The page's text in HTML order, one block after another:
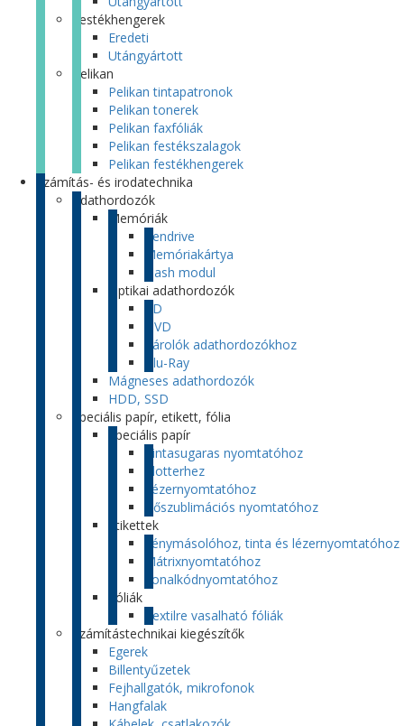
Festékhengerek
Eredeti
Utángyártott
Pelikan
Pelikan tintapatronok
Pelikan tonerek
Pelikan faxfóliák
Pelikan festékszalagok
Pelikan festékhengerek
Számítás- és irodatechnika
Adathordozók
Memóriák
Pendrive
Memóriakártya
Flash modul
Optikai adathordozók
CD
DVD
Tárolók adathordozókhoz
Blu-Ray
Mágneses adathordozók
HDD, SSD
Speciális papír, etikett, fólia
Speciális papír
Tintasugaras nyomtatóhoz
Plotterhez
Lézernyomtatóhoz
Hőszublimációs nyomtatóhoz
Etikettek
Fénymásolóhoz, tinta és lézernyomtatóhoz
Mátrixnyomtatóhoz
Vonalkódnyomtatóhoz
Fóliák
Textilre vasalható fóliák
Számítástechnikai kiegészítők
Egerek
Billentyűzetek
Fejhallgatók, mikrofonok
Hangfalak